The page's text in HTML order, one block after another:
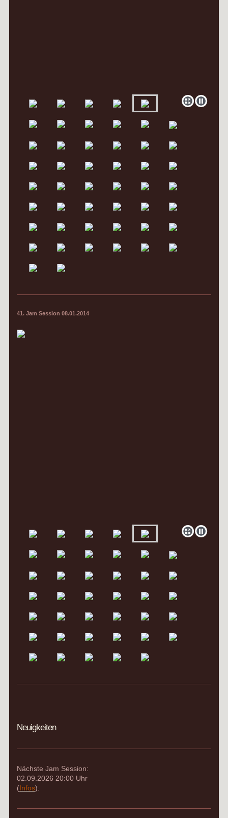
41. Jam Session 08.01.2014
Neuigkeiten
Nächste Jam Session:
02.09.2026 20:00 Uhr
(Infos).